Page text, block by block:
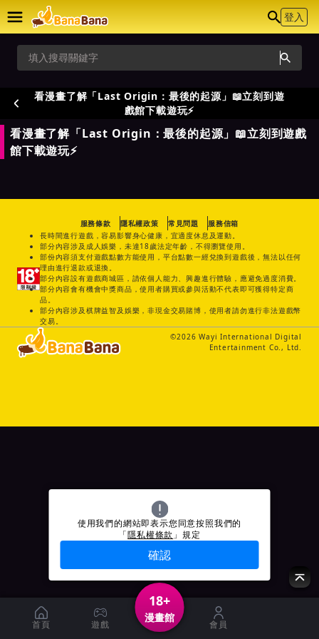
登入
首頁 遊戲
18+
漫畫館
會員
使用我們的網站即表示您同意按照我們的
「隱私權條款 」規定
確認
看漫畫了解「Last Origin：最後的起源」📖立刻到遊
戲館下載遊玩⚡
看漫畫了解「Last Origin：最後的起源」📖立刻到遊戲
館下載遊玩⚡
服務條款 隱私權政策 常見問題
服務信箱
長時間進行遊戲，容易影響身心健康，宜適度休息及運動。
部分內容涉及成人娛樂，未達18歲法定年齡，不得瀏覽使用。
部份內容須支付遊戲點數方能使用，平台點數一經兌換到遊戲後，無法以任何
理由進行退款或退換。
部分內容設有遊戲商城區，請依個人能力、興趣進行體驗，應避免過度消費。
部分內容會有機會中獎商品，使用者購買或參與活動不代表即可獲得特定商
品。
部分內容涉及棋牌益智及娛樂，非現金交易賭博，使用者請勿進行非法遊戲幣
交易。
©2026 Wayi International Digital
Entertainment Co., Ltd.